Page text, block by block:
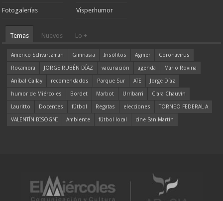
Fotogalerías Visperhumor
Temas Nuevos Lo +
Americo Schvartzman Gimnasia Insólitos Agmer
Coronavirus
Rocamora
JORGE RUBÉN DÍAZ vacunación agenda
Mario Rovina
Aníbal Gallay
recomendados Parque Sur ATE
Jorge Díaz
humor de Miércoles
Bordet Marbot Urribarri
Clara Chauvín
Lauritto
Docentes fútbol Regatas elecciones
TORNEO FEDERAL A
VALENTÍN BISOGNI
Ambiente fútbol local cine San Martín